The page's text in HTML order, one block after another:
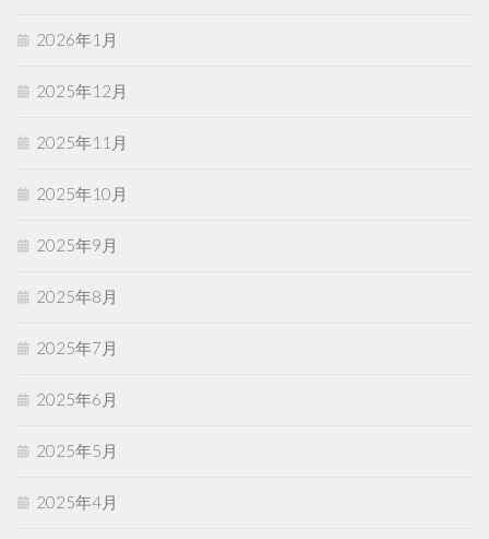
2026年1月
2025年12月
2025年11月
2025年10月
2025年9月
2025年8月
2025年7月
2025年6月
2025年5月
2025年4月